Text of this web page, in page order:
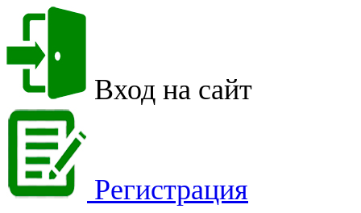
Вход на сайт
Регистрация